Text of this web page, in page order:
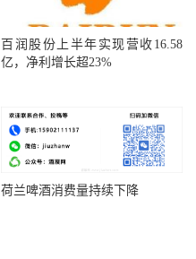
百润股份上半年实现营收16.58
亿，净利增长超23%
荷兰啤酒消费量持续下降